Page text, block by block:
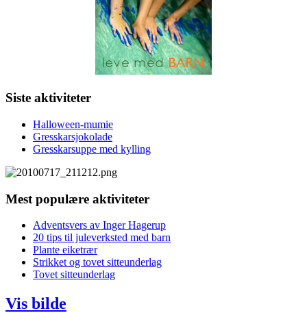
Siste aktiviteter
Halloween-mumie
Gresskarsjokolade
Gresskarsuppe med kylling
Mest populære aktiviteter
Adventsvers av Inger Hagerup
20 tips til juleverksted med barn
Plante eiketrær
Strikket og tovet sitteunderlag
Tovet sitteunderlag
Vis bilde